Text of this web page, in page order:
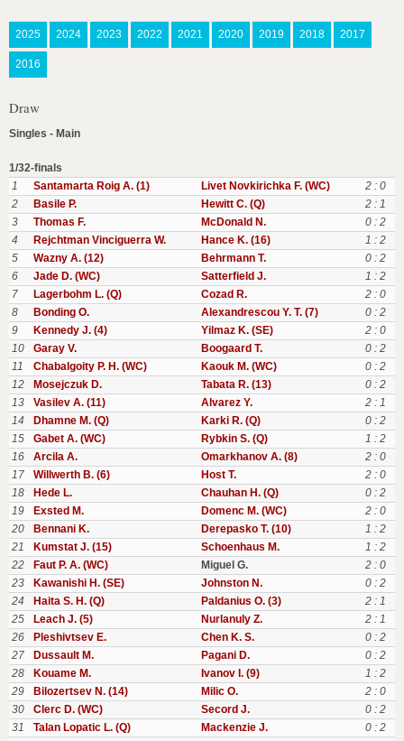
2025 2024 2023 2022 2021 2020 2019 2018 2017
2016
Draw
Singles - Main
1/32-finals
1
Santamarta Roig A. (1) Livet Novkirichka F. (WC)
2 : 0
2
Basile P. Hewitt C. (Q)
2 : 1
3
Thomas F. McDonald N.
0 : 2
4
Rejchtman Vinciguerra W. Hance K. (16)
1 : 2
5
Wazny A. (12) Behrmann T.
0 : 2
6
Jade D. (WC) Satterfield J.
1 : 2
7
Lagerbohm L. (Q) Cozad R.
2 : 0
8
Bonding O. Alexandrescou Y. T. (7)
0 : 2
9
Kennedy J. (4) Yilmaz K. (SE)
2 : 0
10
Garay V. Boogaard T.
0 : 2
11
Chabalgoity P. H. (WC) Kaouk M. (WC)
0 : 2
12
Mosejczuk D. Tabata R. (13)
0 : 2
13
Vasilev A. (11) Alvarez Y.
2 : 1
14
Dhamne M. (Q) Karki R. (Q)
0 : 2
15
Gabet A. (WC) Rybkin S. (Q)
1 : 2
16
Arcila A. Omarkhanov A. (8)
2 : 0
17
Willwerth B. (6) Host T.
2 : 0
18
Hede L. Chauhan H. (Q)
0 : 2
19
Exsted M. Domenc M. (WC)
2 : 0
20
Bennani K. Derepasko T. (10)
1 : 2
21
Kumstat J. (15) Schoenhaus M.
1 : 2
22
Faut P. A. (WC) Miguel G.
2 : 0
23
Kawanishi H. (SE) Johnston N.
0 : 2
24
Haita S. H. (Q) Paldanius O. (3)
2 : 1
25
Leach J. (5) Nurlanuly Z.
2 : 1
26
Pleshivtsev E. Chen K. S.
0 : 2
27
Dussault M. Pagani D.
0 : 2
28
Kouame M. Ivanov I. (9)
1 : 2
29
Bilozertsev N. (14) Milic O.
2 : 0
30
Clerc D. (WC) Secord J.
0 : 2
31
Talan Lopatic L. (Q) Mackenzie J.
0 : 2